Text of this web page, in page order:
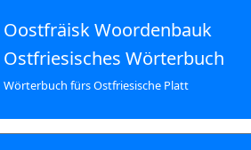
Oostfräisk Woordenbauk
Ostfriesisches Wörterbuch
Wörterbuch fürs Ostfriesische Platt